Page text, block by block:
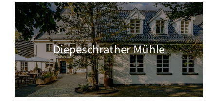
Diepeschrather Mühle